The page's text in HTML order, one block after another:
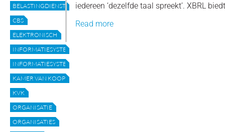
BELASTINGDIENST
CBS
ELEKTRONISCH
INFORMATIESYSTEEM
INFORMATIESYSTEMEN
KAMER VAN KOOPHANDEL
KVK
ORGANISATIE
ORGANISATIES
iedereen ‘dezelfde taal spreekt’. XBRL
Read more